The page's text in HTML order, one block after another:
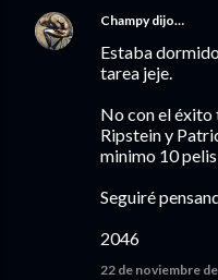
Champydijo…
Estaba
tarea jeje.
No con el éxito
Ripstein y
minimo 10
Seguiré
2046
22 de noviembre de